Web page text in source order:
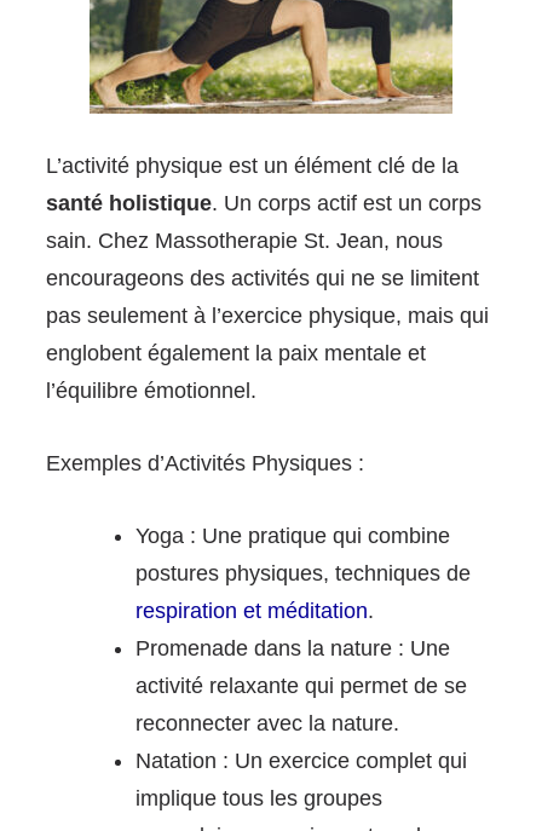
L’activité physique est un élément clé de la
santé holistique. Un corps actif est un corps
sain. Chez Massotherapie St. Jean, nous
encourageons des activités qui ne se limitent
pas seulement à l’exercice physique, mais qui
englobent également la paix mentale et
l’équilibre émotionnel.
Exemples d’Activités Physiques :
Yoga : Une pratique qui combine
postures physiques, techniques de
respiration et méditation.
Promenade dans la nature : Une
activité relaxante qui permet de se
reconnecter avec la nature.
Natation : Un exercice complet qui
implique tous les groupes